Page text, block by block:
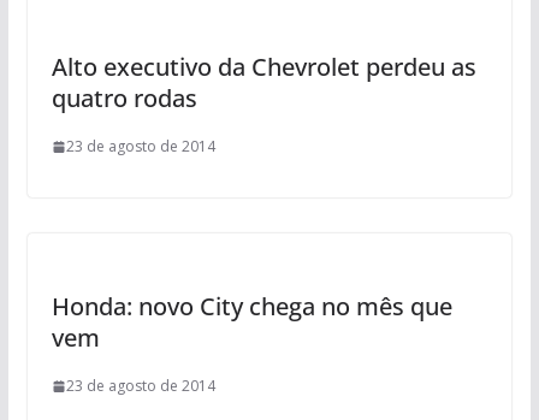
Alto executivo da Chevrolet perdeu as
quatro rodas
23 de agosto de 2014
Honda: novo City chega no mês que
vem
23 de agosto de 2014